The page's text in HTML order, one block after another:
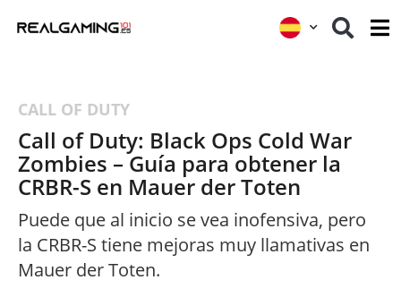
CALL OF DUTY
Call of Duty: Black Ops Cold War
Zombies – Guía para obtener la
CRBR-S en Mauer der Toten
Puede que al inicio se vea inofensiva, pero
la CRBR-S tiene mejoras muy llamativas en
Mauer der Toten.